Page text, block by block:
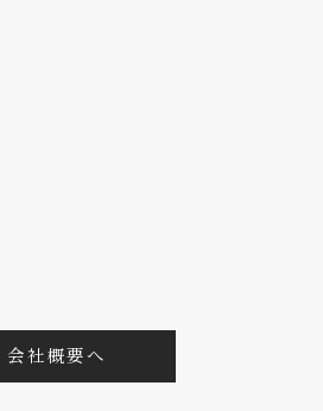
会社概要へ